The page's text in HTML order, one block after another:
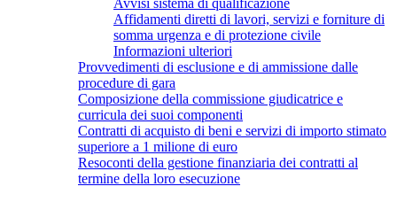
Affidamenti diretti di lavori, servizi e forniture di
somma urgenza e di protezione civile
Informazioni ulteriori
Provvedimenti di esclusione e di ammissione dalle
procedure di gara
Composizione della commissione giudicatrice e
curricula dei suoi componenti
Contratti di acquisto di beni e servizi di importo stimato
superiore a 1 milione di euro
Resoconti della gestione finanziaria dei contratti al
termine della loro esecuzione